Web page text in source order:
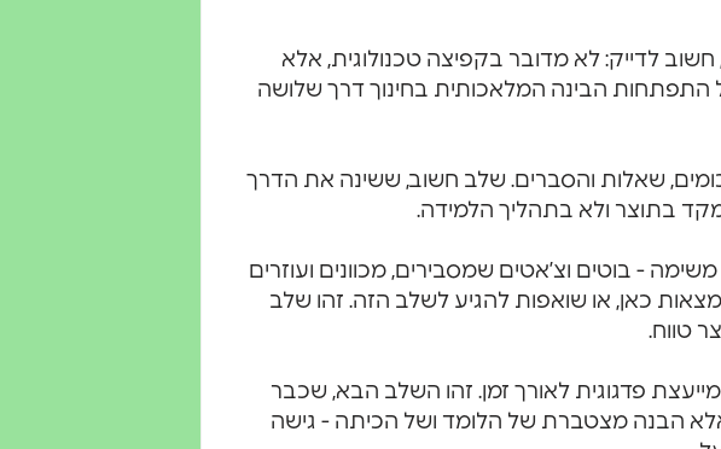
לדייק: לא מדובר בקפיצה טכנולוגית, אלא
התפתחות הבינה המלאכותית בחינוך דרך שלושה
שאלות והסברים. שלב חשוב, ששינה את הדרך
בתוצר ולא בתהליך הלמידה.
- בוטים וצ’אטים שמסבירים, מכוונים ועוזרים
כאן, או שואפות להגיע לשלב הזה. זהו שלב
טווח.
פדגוגית לאורך זמן. זהו השלב הבא, שכבר
הבנה מצטברת של הלומד ושל הכיתה - גישה